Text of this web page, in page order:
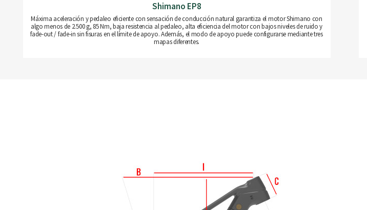
Shimano EP8
Máxima aceleración y pedaleo eficiente con sensación de conducción natural garantiza el motor Shimano con
algo menos de 2.500 g, 85 Nm, baja resistencia al pedaleo, alta eficiencia del motor con bajos niveles de ruido y
fade-out / fade-in sin fisuras en el límite de apoyo. Además, el modo de apoyo puede configurarse mediante tres
mapas diferentes.